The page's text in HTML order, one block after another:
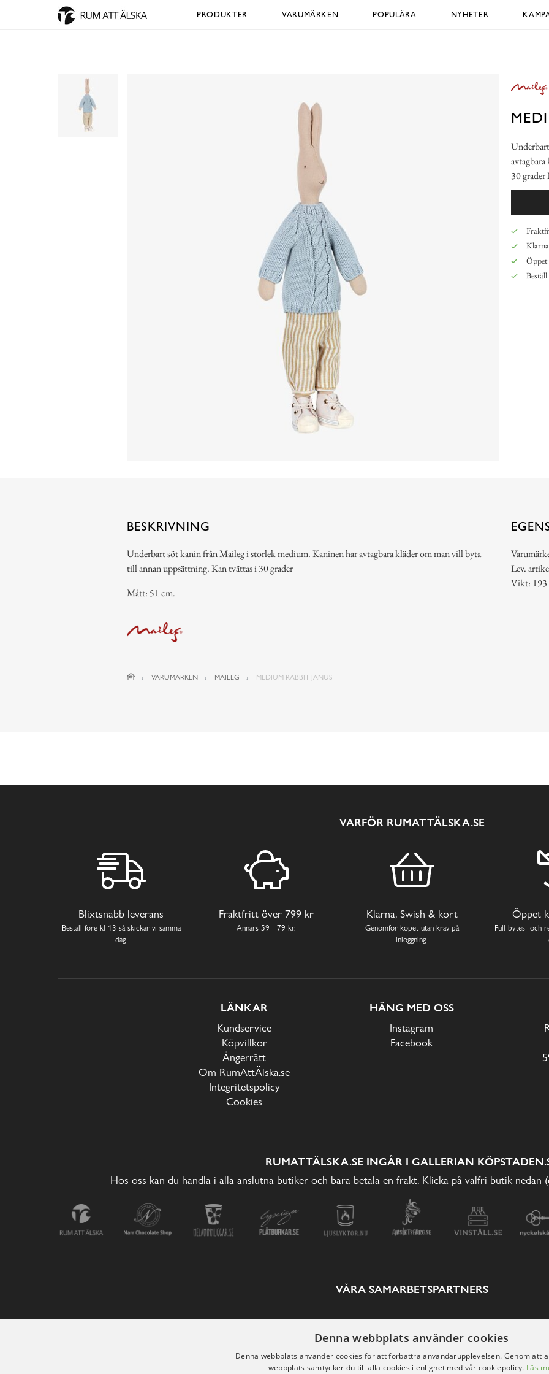
PRODUKTER VARUMÄRKEN POPULÄRA NYHETER
30
Öppet
BESKRIVNING
Underbart söt kanin från Maileg i storlek medium. Kaninen har avtagbara kläder om man vill byta
till annan uppsättning. Kan tvättas i 30 grader
Mått: 51 cm.
Lev.
Vikt: 193
VARUMÄRKEN MAILEG MEDIUM RABBIT JANUS
VARFÖR RUMATTÄLSKA.SE
Blixtsnabb leverans
Beställ före kl 13 så skickar vi samma
dag.
Fraktfritt över 799 kr
Annars 59 - 79 kr.
Klarna, Swish & kort
Genomför köpet utan krav på
inloggning.
Öppet
Full bytes- och
LÄNKAR
Kundservice
Köpvillkor
Ångerrätt
Om RumAttÄlska.se
Integritetspolicy
Cookies
HÄNG MED OSS
Instagram
Facebook
RUMATTÄLSKA.SE INGÅR I GALLERIAN
Hos oss kan du handla i alla anslutna butiker och bara betala en frakt. Klicka på valfri butik
VÅRA SAMARBETSPARTNERS
Denna webbplats använder cookies
Denna webbplats använder cookies för att förbättra användarupplevelsen. Genom att
webbplats samtycker du till alla cookies i enlighet med vår cookiepolicy. Läs